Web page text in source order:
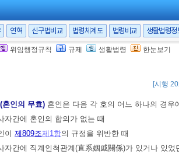
연혁 신구법비교 법령체계도 법령비교 생활법령정
위임행정규칙 규제 생활법령 한눈보기
[시행
외국에서의 혼인신고)①외국에 있는 본국민사이의
의 신고를 수리한 대사, 공사 또는 영사는 지체없
2. 3.>
혼인의 무효) 혼인은 다음 각 호의 어느 하나의 경우
자간에 혼인의 합의가 없는 때
이 제809조제1항의 규정을 위반한 때
자간에 직계인척관계(直系姻戚關係)가 있거나 있었